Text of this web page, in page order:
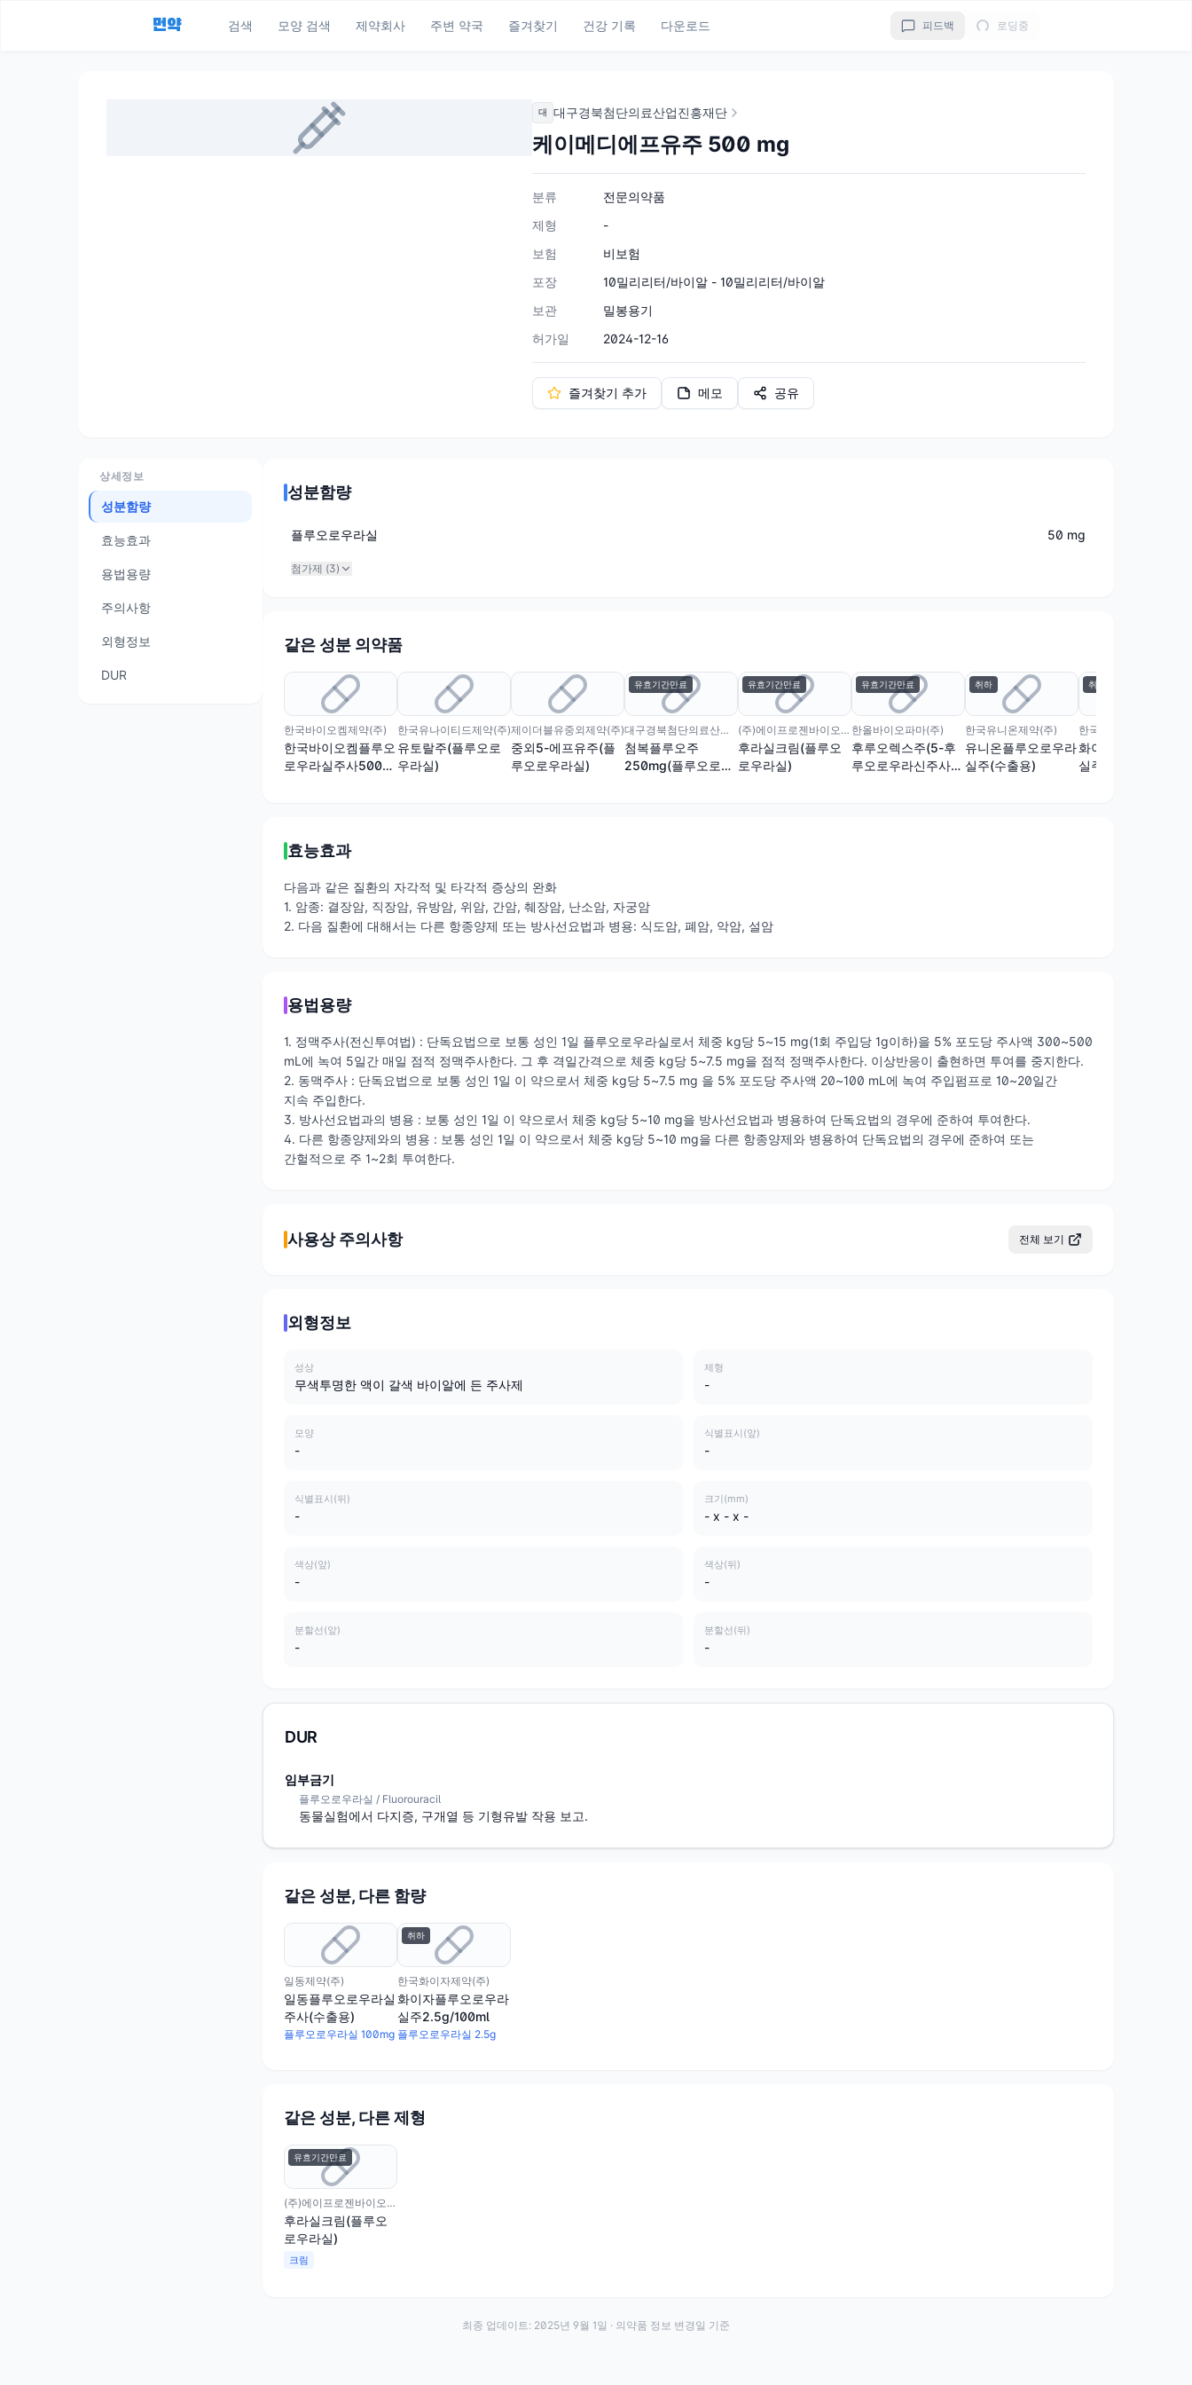
먼약 검색 모양 검색 제약회사 주변 약국 즐겨찾기 건강 기록 다운로드 피드백 로딩중
대 대구경북첨단의료산업진흥재단
케이메디에프유주 500 mg
분류
전문의약품
제형
-
보험
비보험
포장
10밀리리터/바이알 - 10밀리리터/바이알
보관
밀봉용기
허가일
2024-12-16
즐겨찾기 추가 메모 공유
상세정보
성분함량
효능효과
용법용량
주의사항
외형정보
DUR
성분함량
플루오로우라실 50 mg
첨가제 (3)
같은 성분 의약품
한국바이오켐제약(주)
한국바이오켐플루오
로우라실주사500밀
한국유나이티드제약(주)
유토랄주(플루오로
우라실)
제이더블유중외제약(주)
중외5-에프유주(플
루오로우라실)
유효기간만료
대구경북첨단의료산업진흥재단
첨복플루오주
250mg(플루오로우
유효기간만료
(주)에이프로젠바이오로직스
후라실크림(플루오
로우라실)
유효기간만료
한올바이오파마(주)
후루오렉스주(5-후
루오로우라신주사
취하
한국유니온제약(주)
유니온플루오로우라
실주(수출용)
취하
한국화이자제약(주)
화이자플루오로우라
실주50mg/ml
효능효과
다음과 같은 질환의 자각적 및 타각적 증상의 완화
1. 암종: 결장암, 직장암, 유방암, 위암, 간암, 췌장암, 난소암, 자궁암
2. 다음 질환에 대해서는 다른 항종양제 또는 방사선요법과 병용: 식도암, 폐암, 악암, 설암
용법용량
1. 정맥주사(전신투여법) : 단독요법으로 보통 성인 1일 플루오로우라실로서 체중 kg당 5~15 mg(1회 주입당 1g이하)을 5% 포도당 주사액 300~500
mL에 녹여 5일간 매일 점적 정맥주사한다. 그 후 격일간격으로 체중 kg당 5~7.5 mg을 점적 정맥주사한다. 이상반응이 출현하면 투여를 중지한다.
2. 동맥주사 : 단독요법으로 보통 성인 1일 이 약으로서 체중 kg당 5~7.5 mg 을 5% 포도당 주사액 20~100 mL에 녹여 주입펌프로 10~20일간
지속 주입한다.
3. 방사선요법과의 병용 : 보통 성인 1일 이 약으로서 체중 kg당 5~10 mg을 방사선요법과 병용하여 단독요법의 경우에 준하여 투여한다.
4. 다른 항종양제와의 병용 : 보통 성인 1일 이 약으로서 체중 kg당 5~10 mg을 다른 항종양제와 병용하여 단독요법의 경우에 준하여 또는
간헐적으로 주 1~2회 투여한다.
사용상 주의사항 전체 보기
외형정보
성상
무색투명한 액이 갈색 바이알에 든 주사제
제형
-
모양
-
식별표시(앞)
-
식별표시(뒤)
-
크기(mm)
- x - x -
색상(앞)
-
색상(뒤)
-
분할선(앞)
-
분할선(뒤)
-
DUR
임부금기
플루오로우라실 / Fluorouracil
동물실험에서 다지증, 구개열 등 기형유발 작용 보고.
같은 성분, 다른 함량
일동제약(주)
일동플루오로우라실
주사(수출용)
플루오로우라실 100mg
취하
한국화이자제약(주)
화이자플루오로우라
실주2.5g/100ml
플루오로우라실 2.5g
같은 성분, 다른 제형
유효기간만료
(주)에이프로젠바이오로직스
후라실크림(플루오
로우라실)
크림
최종 업데이트: 2025년 9월 1일 · 의약품 정보 변경일 기준